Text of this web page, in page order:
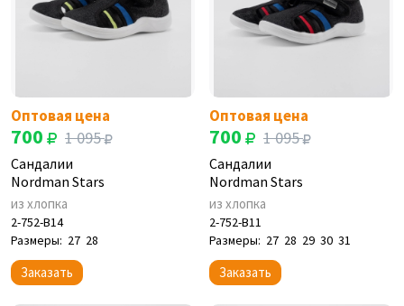
Оптовая цена
700 1 095
Сандалии
Nordman Stars
из хлопка
2-752-B14
Размеры: 27 28
Заказать
Оптовая цена
700 1 095
Сандалии
Nordman Stars
из хлопка
2-752-B11
Размеры: 27 28 29 30 31
Заказать